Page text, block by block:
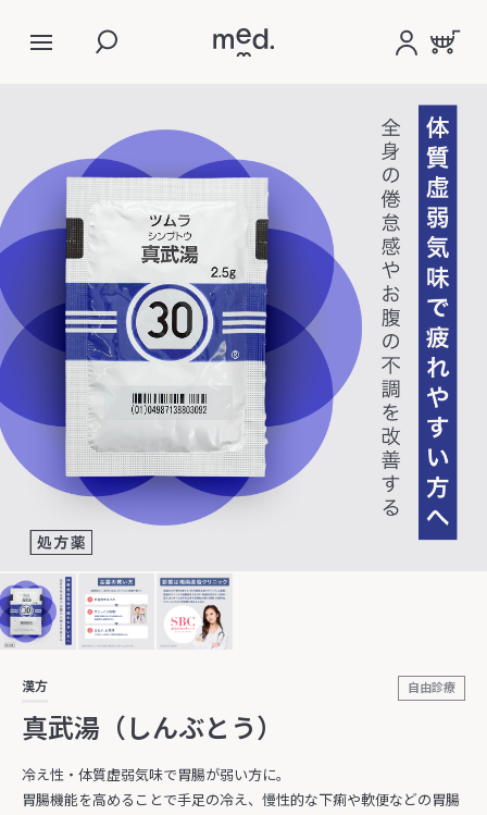
自由診療
漢方
真武湯（しんぶとう）
冷え性・体質虚弱気味で胃腸が弱い方に。
胃腸機能を高めることで手足の冷え、慢性的な下痢や軟便などの胃腸